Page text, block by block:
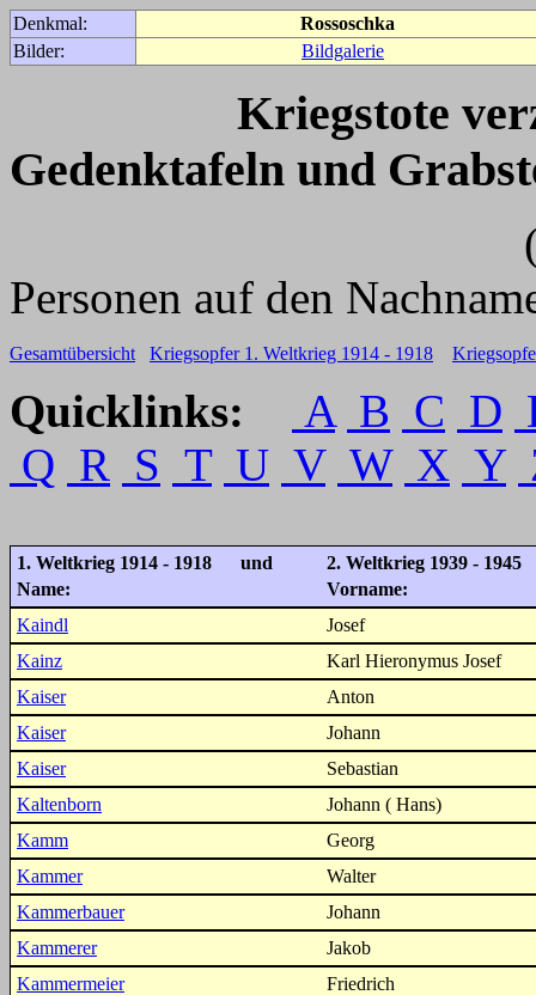
Denkmal:
Rossoschka
Bilder:
Bildgalerie
Kriegstote
Gedenktafeln und
(Für weitere
Personen auf den
Gesamtübersicht Kriegsopfer 1. Weltkrieg 1914 - 1918
Quicklinks: A B C D
Q R S T U V W X Y
1. Weltkrieg 1914 - 1918 und
2. Weltkrieg 1939 - 1945
Name:
Vorname:
Kaindl
Josef
Kainz
Karl Hieronymus Josef
Kaiser
Anton
Kaiser
Johann
Kaiser
Sebastian
Kaltenborn
Johann ( Hans)
Kamm
Georg
Kammer
Walter
Kammerbauer
Johann
Kammerer
Jakob
Kammermeier
Friedrich